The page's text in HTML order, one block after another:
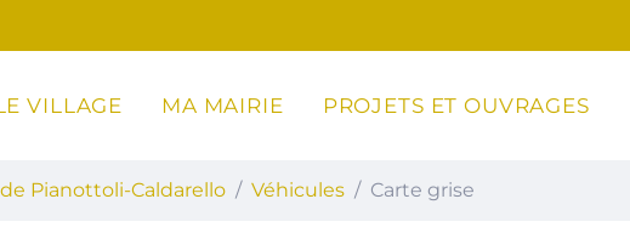
de Pianottoli-Caldarello
VILLAGE MA MAIRIE PROJETS ET OUVRAGES
Pianottoli-Caldarello Véhicules Carte grise